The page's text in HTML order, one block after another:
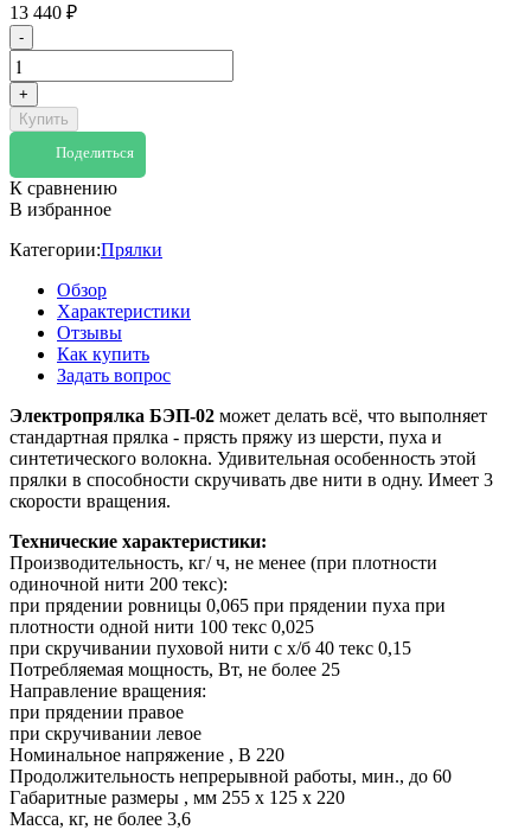
13 440 ₽
-
+
Купить
Поделиться
К сравнению
В избранное
Категории:Прялки
Обзор
Характеристики
Отзывы
Как купить
Задать вопрос
Электропрялка БЭП-02 может делать всё, что выполняет
стандартная прялка - прясть пряжу из шерсти, пуха и
синтетического волокна. Удивительная особенность этой
прялки в способности скручивать две нити в одну. Имеет 3
скорости вращения.
Технические характеристики:
Производительность, кг/ ч, не менее (при плотности
одиночной нити 200 текс):
при прядении ровницы 0,065 при прядении пуха при
плотности одной нити 100 текс 0,025
при скручивании пуховой нити с х/б 40 текс 0,15
Потребляемая мощность, Вт, не более 25
Направление вращения:
при прядении правое
при скручивании левое
Номинальное напряжение , В 220
Продолжительность непрерывной работы, мин., до 60
Габаритные размеры , мм 255 х 125 х 220
Масса, кг, не более 3,6